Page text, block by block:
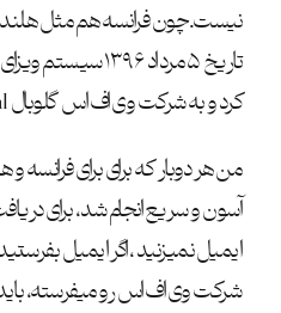
نیست. چون فرانسه هم مثل هلند
تاریخ ۵ مرداد
کرد و بهشرکت وی اف اس گلوبال VFS Global
من هر دوبار که برای برای
آسون و سریع انجام شد، برای
ایمیل نمیزنید ، اگر ایمیل
شرکت وی اف اس رو میفرسته،